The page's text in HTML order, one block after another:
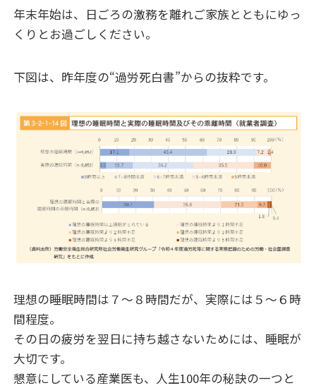
年末年始は、日ごろの激務を離れご家族とともにゆっ
くりとお過ごしください。
下図は、昨年度の“過労死白書”からの抜粋です。
理想の睡眠時間は７〜８ 時間だが、実際には５〜６ 時
間程度。
その日の疲労を翌日に持ち越さないためには、睡眠が
大切です。
懇意にしている産業医も、人生100年の秘訣の一つと